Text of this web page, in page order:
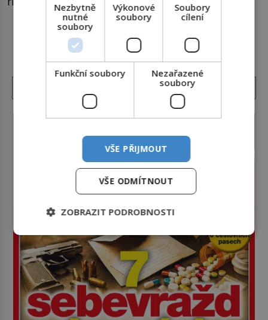
město v minulosti potenciální ohnivé katastrofě a
proč jsou zde stále tolik obávány měsíce
smaženého lilku? První hasičský sbor se
v Istanbulu objevuje v roce 1714 a […]
DALŠÍ ČLÁNKY Z RUBRIKY ›
Nezbytně
nutné
soubory
Výkonové
soubory
Soubory
cílení
Funkční soubory
Nezařazené
soubory
VŠE PŘIJMOUT
VŠE ODMÍTNOUT
ZOBRAZIT PODROBNOSTI